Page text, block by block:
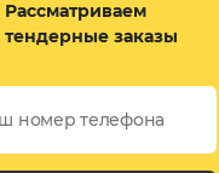
Рассматриваем
тендерные заказы